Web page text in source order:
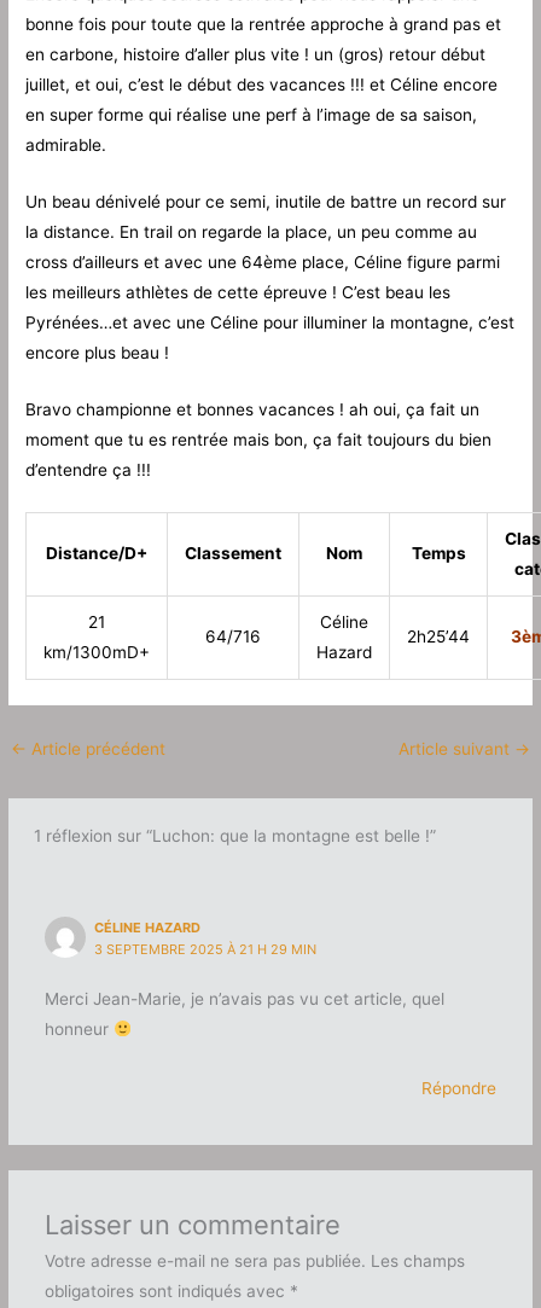
bonne fois pour toute que la rentrée approche à grand pas et
en carbone, histoire d’aller plus vite ! un (gros) retour début
juillet, et oui, c’est le début des vacances !!! et Céline encore
en super forme qui réalise une perf à l’image de sa saison,
admirable.
Un beau dénivelé pour ce semi, inutile de battre un record sur
la distance. En trail on regarde la place, un peu comme au
cross d’ailleurs et avec une 64ème place, Céline figure parmi
les meilleurs athlètes de cette épreuve ! C’est beau les
Pyrénées…et avec une Céline pour illuminer la montagne, c’est
encore plus beau !
Bravo championne et bonnes vacances ! ah oui, ça fait un
moment que tu es rentrée mais bon, ça fait toujours du bien
d’entendre ça !!!
Distance/D+ Classement Nom Temps
21
km/1300mD+
64/716
Céline
Hazard
2h25’44
← Article précédent Article suivant →
1 réflexion sur “Luchon: que la montagne est belle !”
CÉLINE HAZARD
3 SEPTEMBRE 2025 À 21 H 29 MIN
Merci Jean-Marie, je n’avais pas vu cet article, quel
honneur
Répondre
Laisser un commentaire
Votre adresse e-mail ne sera pas publiée. Les champs
obligatoires sont indiqués avec *